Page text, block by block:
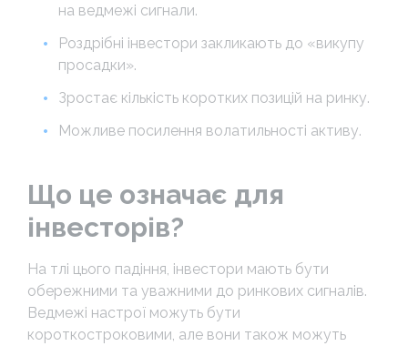
на ведмежі сигнали.
Роздрібні інвестори закликають до «викупу
просадки».
Зростає кількість коротких позицій на ринку.
Можливе посилення волатильності активу.
Що це означає для
інвесторів?
На тлі цього падіння, інвестори мають бути
обережними та уважними до ринкових сигналів.
Ведмежі настрої можуть бути
короткостроковими, але вони також можуть